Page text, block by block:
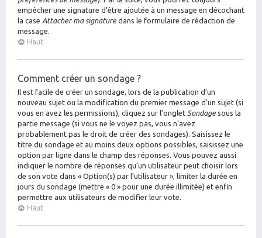
empêcher une signature d’être ajoutée à un message en décochant
la case Attacher ma signaturedans le formulaire de rédaction de
message.
Haut
Comment créer un sondage ?
Il est facile de créer un sondage, lors de la publication d’un
nouveau sujet ou la modification du premier message d’un sujet (si
vous en avez les permissions), cliquez sur l’onglet Sondagesous la
partie message (si vous ne le voyez pas, vous n’avez
probablement pas le droit de créer des sondages). Saisissez le
titre du sondage et au moins deux options possibles, saisissez une
option par ligne dans le champ des réponses. Vous pouvez aussi
indiquer le nombre de réponses qu’un utilisateur peut choisir lors
de son vote dans « Option(s) par l’utilisateur », limiter la durée en
jours du sondage (mettre « 0 » pour une durée illimitée) et enfin
permettre aux utilisateurs de modifier leur vote.
Haut